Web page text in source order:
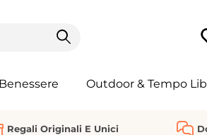
Outdoor & Tempo
Regali Originali E Unici